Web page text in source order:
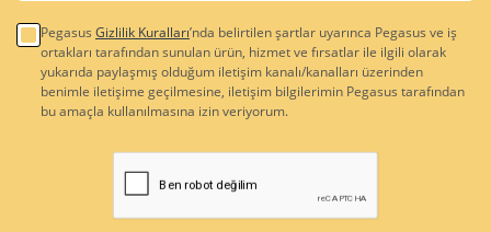
Pegasus Gizlilik Kuralları’nda belirtilen şartlar uyarınca Pegasus ve iş
ortakları tarafından sunulan ürün, hizmet ve fırsatlar ile ilgili olarak
yukarıda paylaşmış olduğum iletişim kanalı/kanalları üzerinden
benimle iletişime geçilmesine, iletişim bilgilerimin Pegasus tarafından
bu amaçla kullanılmasına izin veriyorum.